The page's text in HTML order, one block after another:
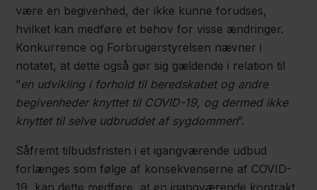
være en begivenhed, der ikke kunne forudses,
hvilket kan medføre et behov for visse ændringer.
Konkurrence og Forbrugerstyrelsen nævner i
notatet, at dette også gør sig gældende i relation til
”en udvikling i forhold til beredskabet og andre
begivenheder knyttet til COVID-19, og dermed ikke
knyttet til selve udbruddet af sygdommen”.
Såfremt tilbudsfristen i et igangværende udbud
forlænges som følge af konsekvenserne af COVID-
19, kan dette medføre, at en igangværende kontrakt